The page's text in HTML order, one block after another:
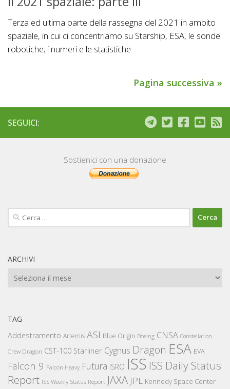
Terza ed ultima parte della rassegna del 2021 in ambito
spaziale, in cui ci concentriamo su Starship, ESA, le sonde
robotiche; i numeri e le statistiche
Pagina successiva »
SEGUICI:
Sostienici con una donazione
Ricerca
per:
ARCHIVI
Archivi
TAG
Addestramento Artemis ASI Blue Origin Boeing CNSA Constellation
Crew Dragon CST-100 Starliner Cygnus Dragon ESA EVA
Falcon 9 Falcon Heavy Futura ISRO ISS ISS Daily Status
Report ISS Weekly Status Report JAXA JPL Kennedy Space Center